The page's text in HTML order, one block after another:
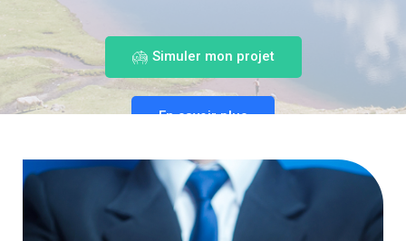
Simuler mon projet
En savoir plus